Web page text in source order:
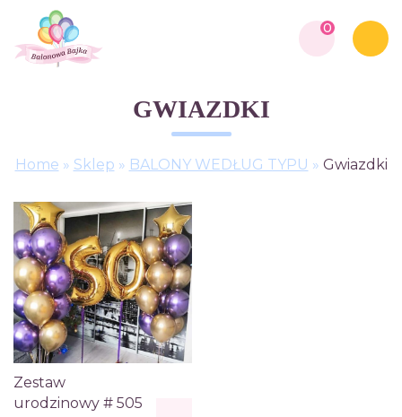
0
GWIAZDKI
Home » Sklep » BALONY WEDŁUG TYPU » Gwiazdki
Zestaw
urodzinowy # 505